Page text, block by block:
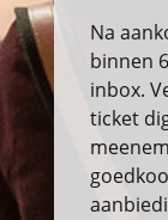
Na
binnen
inbox.
ticket